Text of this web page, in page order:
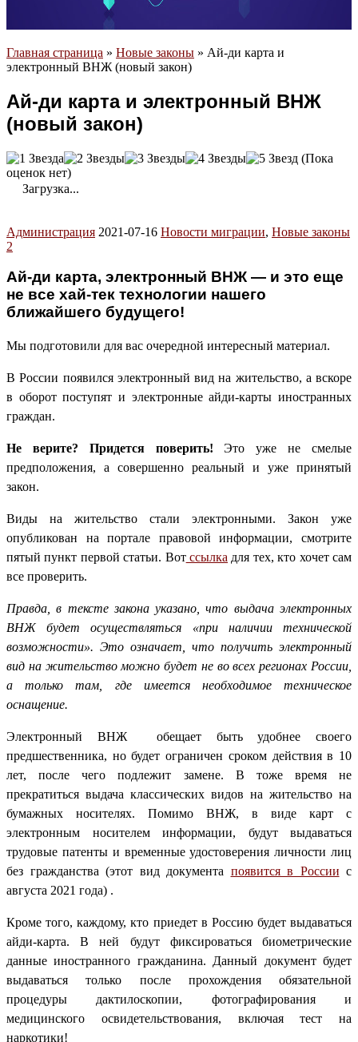
Главная страница » Новые законы » Ай-ди карта и
электронный ВНЖ (новый закон)
Ай-ди карта и электронный ВНЖ
(новый закон)
(Пока
оценок нет)
Загрузка...
Администрация 2021-07-16 Новости миграции, Новые законы
2
Ай-ди карта, электронный ВНЖ — и это еще
не все хай-тек технологии нашего
ближайшего будущего!
Мы подготовили для вас очередной интересный материал.
В России появился электронный вид на жительство, а вскоре
в оборот поступят и электронные айди-карты иностранных
граждан.
Не верите? Придется поверить! Это уже не смелые
предположения, а совершенно реальный и уже принятый
закон.
Виды на жительство стали электронными. Закон уже
опубликован на портале правовой информации, смотрите
пятый пункт первой статьи. Вотссылка для тех, кто хочет сам
все проверить.
Правда, в тексте закона указано, что выдача электронных
ВНЖ будет осуществляться «при наличии технической
возможности». Это означает, что получить электронный
вид на жительство можно будет не во всех регионах России,
а только там, где имеется необходимое техническое
оснащение.
Электронный ВНЖ обещает быть удобнее своего
предшественника, но будет ограничен сроком действия в 10
лет, после чего подлежит замене. В тоже время не
прекратиться выдача классических видов на жительство на
бумажных носителях. Помимо ВНЖ, в виде карт с
электронным носителем информации, будут выдаваться
трудовые патенты и временные удостоверения личности лиц
без гражданства (этот вид документа появится в России с
августа 2021 года) .
Кроме того, каждому, кто приедет в Россию будет выдаваться
айди-карта. В ней будут фиксироваться биометрические
данные иностранного гражданина. Данный документ будет
выдаваться только после прохождения обязательной
процедуры дактилоскопии, фотографирования и
медицинского освидетельствования, включая тест на
наркотики!